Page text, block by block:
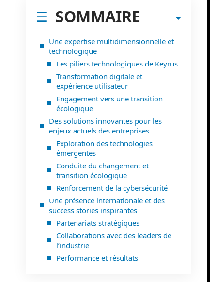
SOMMAIRE
Une expertise multidimensionnelle et
technologique
Les piliers technologiques de Keyrus
Transformation digitale et
expérience utilisateur
Engagement vers une transition
écologique
Des solutions innovantes pour les
enjeux actuels des entreprises
Exploration des technologies
émergentes
Conduite du changement et
transition écologique
Renforcement de la cybersécurité
Une présence internationale et des
success stories inspirantes
Partenariats stratégiques
Collaborations avec des leaders de
l’industrie
Performance et résultats